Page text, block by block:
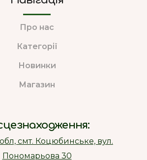
Про нас
Категорії
Новинки
Магазин
смт. Коцюбинське, вул.
Пономарьова 30